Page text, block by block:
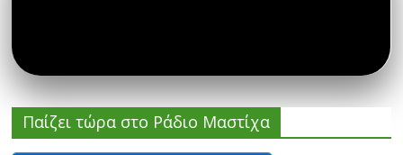
Παίζει τώρα στο Ράδιο Μαστίχα